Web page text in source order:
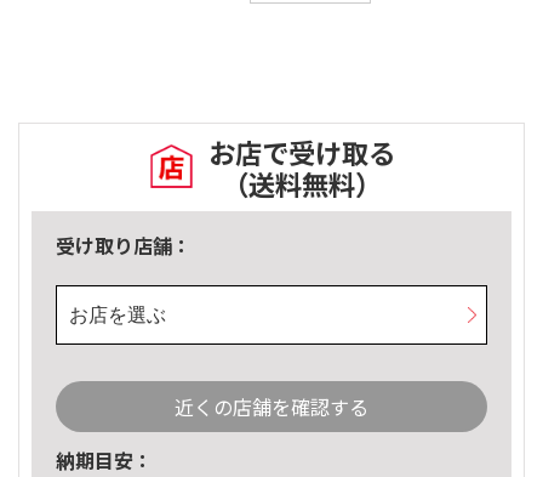
お店で受け取る
（送料無料）
受け取り店舗：
お店を選ぶ
近くの店舗を確認する
納期目安：